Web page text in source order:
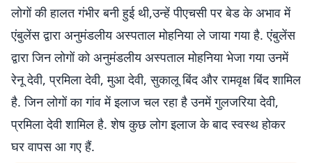
लोगों की हालत गंभीर बनी हुई थी,उन्हें पीएचसी पर बेड के अभाव में
एंबुलेंस द्वारा अनुमंडलीय अस्पताल मोहनिया ले जाया गया है. एंबुलेंस
द्वारा जिन लोगों को अनुमंडलीय अस्पताल मोहनिया भेजा गया उनमें
रेनू देवी, प्रमिला देवी, मुआ देवी, सुकालू बिंद और रामवृक्ष बिंद शामिल
है. जिन लोगों का गांव में इलाज चल रहा है उनमें गुलजरिया देवी,
प्रमिला देवी शामिल है. शेष कुछ लोग इलाज के बाद स्वस्थ होकर
घर वापस आ गए हैं.